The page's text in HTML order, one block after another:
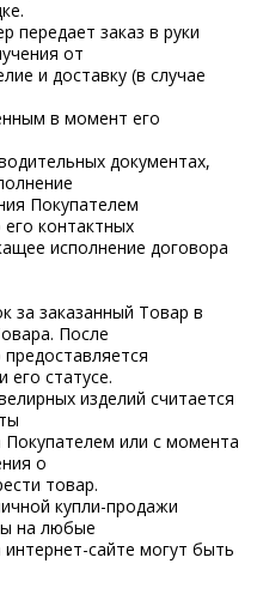
передает заказ в руки
от
и доставку (в случае
в момент его
документах,
Покупателем
контактных
исполнение договора
за заказанный Товар в
После
статусе.
изделий считается
или с момента
о
товар.
купли-продажи
на любые
сайте могут быть